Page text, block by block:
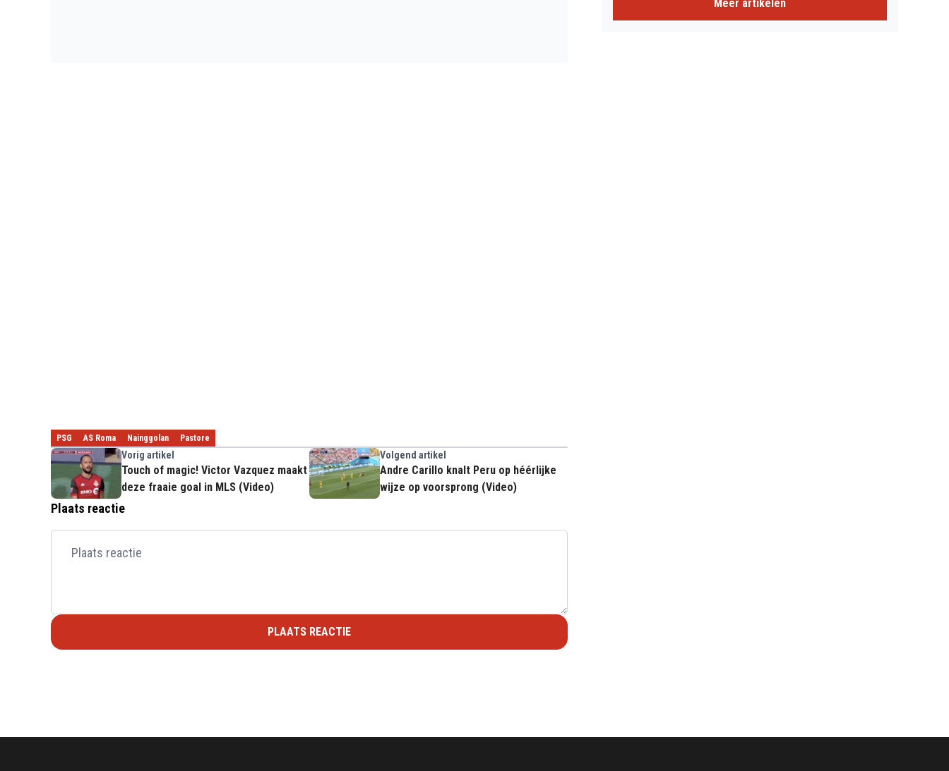
PSG AS Roma Nainggolan Pastore
Vorig artikel
Touch of magic! Victor Vazquez maakt
deze fraaie goal in MLS (Video)
Volgend artikel
Andre Carillo knalt Peru op héérlijke
wijze op voorsprong (Video)
Plaats reactie
PLAATS REACTIE
Meer artikelen